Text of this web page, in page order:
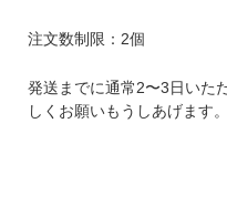
注文数制限：2個
発送までに通常2〜3日いた
しくお願いもうしあげます。